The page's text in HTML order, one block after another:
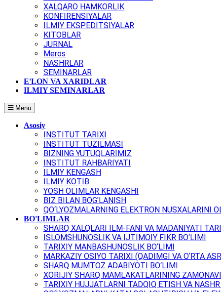
XALQARO HAMKORLIK
KONFIRENSIYALAR
ILMIY EKSPEDITSIYALAR
KITOBLAR
JURNAL
Meros
NASHRLAR
SEMINARLAR
E'LON VA XARIDLAR
ILMIY SEMINARLAR
Menu
Asosiy
INSTITUT TARIXI
INSTITUT TUZILMASI
BIZNING YUTUQLARIMIZ
INSTITUT RAHBARIYATI
ILMIY KENGASH
ILMIY KOTIB
YOSH OLIMLAR KENGASHI
BIZ BILAN BOG'LANISH
QO‘LYOZMALARNING ELEKTRON NUSXALARINI
BO'LIMLAR
SHARQ XALQLARI ILM-FANI VA MADANIYATI
ISLOMSHUNOSLIK VA IJTIMOIY FIKR BO‘LIMI
TARIXIY MANBASHUNOSLIK BO‘LIMI
MARKAZIY OSIYO TARIXI (QADIMGI VA O‘RTA
SHARQ MUMTOZ ADABIYOTI BO‘LIMI
XORIJIY SHARQ MAMLAKATLARINING
TARIXIY HUJJATLARNI TADQIQ ETISH VA